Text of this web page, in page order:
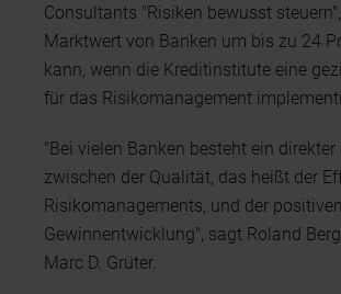
Consultants "Risiken bewusst
Marktwert von Banken um bis zu 24
kann, wenn die Kreditinstitute eine
für das Risikomanagement
"Bei vielen Banken besteht ein direkter
zwischen der Qualität, das heißt der
Risikomanagements, und der positiven
Gewinnentwicklung", sagt Roland
Marc D. Grüter.